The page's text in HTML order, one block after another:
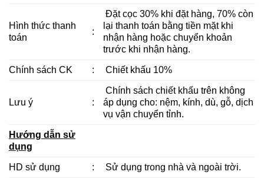
Hình thức thanh
toán
:
Đặt cọc 30% khi đặt hàng, 70% còn
lại thanh toán bằng tiền mặt khi
nhận hàng hoặc chuyển khoản
trước khi nhận hàng.
Chính sách CK : Chiết khấu 10%
Lưu ý :
Chính sách chiết khấu trên không
áp dụng cho: nệm, kính, dù, gỗ, dịch
vụ vận chuyển tỉnh.
Hướng dẫn sử
dụng
HD sử dụng : Sử dụng trong nhà và ngoài trời.